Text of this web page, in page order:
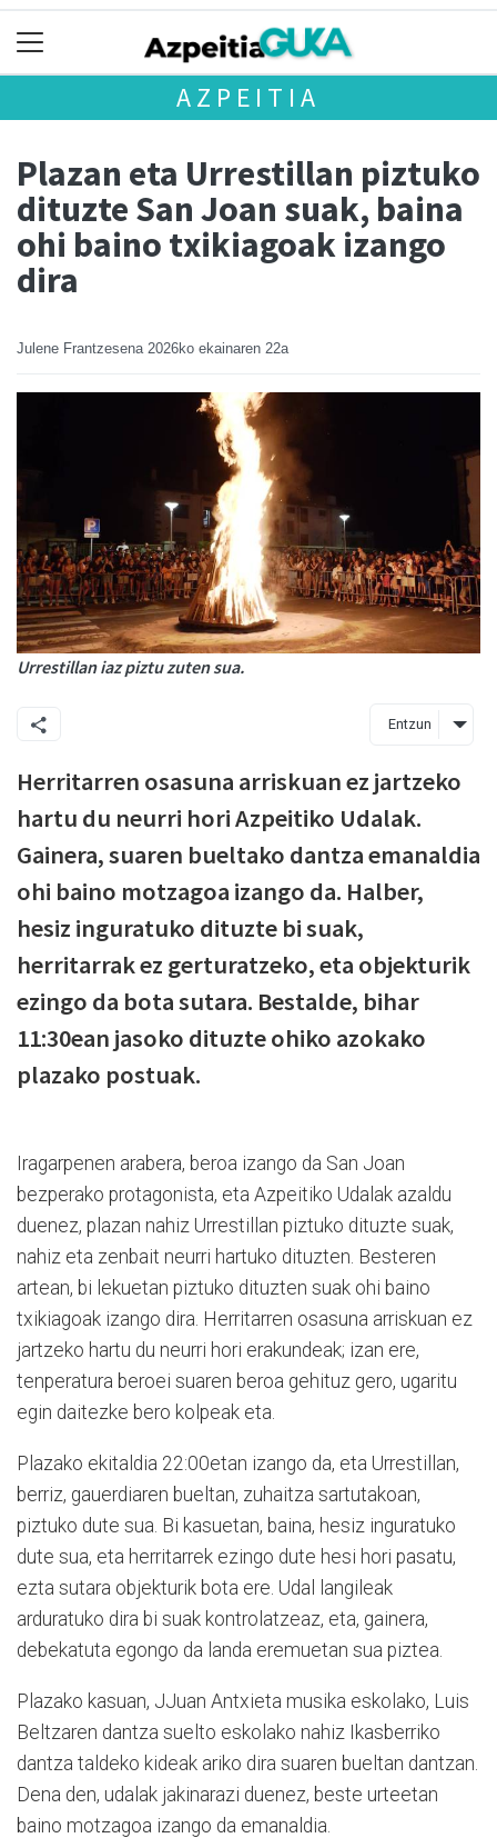
AZPEITIA
Plazan eta Urrestillan piztuko
dituzte San Joan suak, baina
ohi baino txikiagoak izango
dira
Julene Frantzesena 2026ko ekainaren 22a
Urrestillan iaz piztu zuten sua.
Entzun
Herritarren osasuna arriskuan ez jartzeko
hartu du neurri hori Azpeitiko Udalak.
Gainera, suaren bueltako dantza emanaldia
ohi baino motzagoa izango da. Halber,
hesiz inguratuko dituzte bi suak,
herritarrak ez gerturatzeko, eta objekturik
ezingo da bota sutara. Bestalde, bihar
11:30ean jasoko dituzte ohiko azokako
plazako postuak.
Iragarpenen arabera, beroa izango da San Joan
bezperako protagonista, eta Azpeitiko Udalak azaldu
duenez, plazan nahiz Urrestillan piztuko dituzte suak,
nahiz eta zenbait neurri hartuko dituzten. Besteren
artean, bi lekuetan piztuko dituzten suak ohi baino
txikiagoak izango dira. Herritarren osasuna arriskuan ez
jartzeko hartu du neurri hori erakundeak; izan ere,
tenperatura beroei suaren beroa gehituz gero, ugaritu
egin daitezke bero kolpeak eta.
Plazako ekitaldia 22:00etan izango da, eta Urrestillan,
berriz, gauerdiaren bueltan, zuhaitza sartutakoan,
piztuko dute sua. Bi kasuetan, baina, hesiz inguratuko
dute sua, eta herritarrek ezingo dute hesi hori pasatu,
ezta sutara objekturik bota ere. Udal langileak
arduratuko dira bi suak kontrolatzeaz, eta, gainera,
debekatuta egongo da landa eremuetan sua piztea.
Plazako kasuan, JJuan Antxieta musika eskolako, Luis
Beltzaren dantza suelto eskolako nahiz Ikasberriko
dantza taldeko kideak ariko dira suaren bueltan dantzan.
Dena den, udalak jakinarazi duenez, beste urteetan
baino motzagoa izango da emanaldia.